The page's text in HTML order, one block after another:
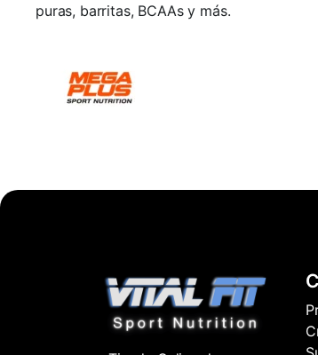
puras, barritas, BCAAs y más.